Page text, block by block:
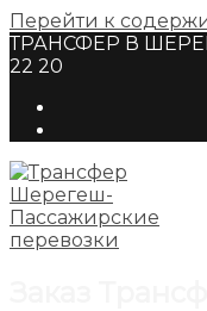
Перейти к
ТРАНСФЕР В
22 20